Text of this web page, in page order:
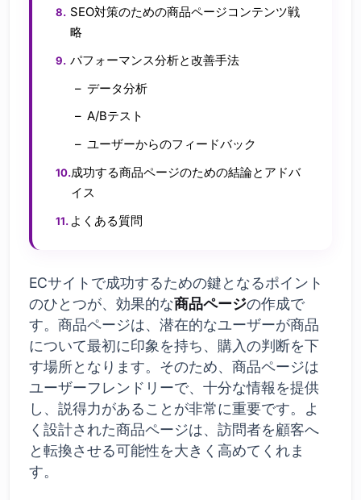
SEO対策のための商品ページコンテンツ戦
略
パフォーマンス分析と改善手法
データ分析
A/Bテスト
ユーザーからのフィードバック
成功する商品ページのための結論とアドバ
イス
よくある質問
ECサイトで成功するための鍵となるポイント
のひとつが、効果的な商品ページの作成で
す。商品ページは、潜在的なユーザーが商品
について最初に印象を持ち、購入の判断を下
す場所となります。そのため、商品ページは
ユーザーフレンドリーで、十分な情報を提供
し、説得力があることが非常に重要です。よ
く設計された商品ページは、訪問者を顧客へ
と転換させる可能性を大きく高めてくれま
す。